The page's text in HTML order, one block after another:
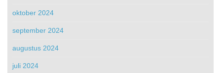
oktober 2024
september 2024
augustus 2024
juli 2024